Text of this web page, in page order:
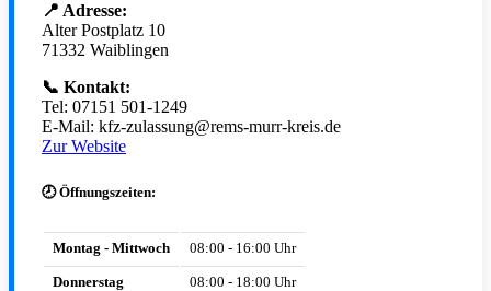
📍 Adresse:
Alter Postplatz 10
71332 Waiblingen
📞 Kontakt:
Tel: 07151 501-1249
E-Mail: kfz-zulassung@rems-murr-kreis.de
Zur Website
🕗 Öffnungszeiten:
Montag - Mittwoch 08:00 - 16:00 Uhr
Donnerstag 08:00 - 18:00 Uhr